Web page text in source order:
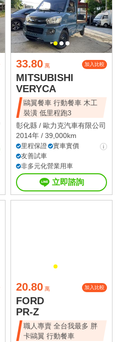
33.80 萬 加入比較
MITSUBISHI
VERYCA
鷗翼餐車 行動餐車 木工
裝潢 低里程跑3
彰化縣 / 歐力克汽車有限公司
2014年 / 39,000km
里程保證
實車實價
友善試車
非多元化營業用車
立即諮詢
20.80 萬 加入比較
FORD
PR-Z
職人專賣 全台我最多 胖
卡鷗翼 行動餐車